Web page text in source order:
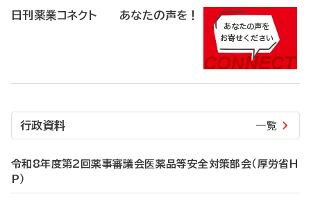
日刊薬業コネクト あなたの声を！
行政資料 一覧
令和8年度第2回薬事審議会医薬品等安全対策部会（厚労省H
P）